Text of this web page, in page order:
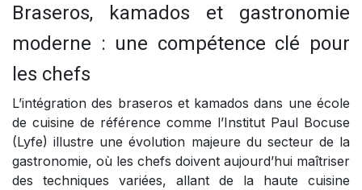
Braseros, kamados et gastronomie
moderne : une compétence clé pour
les chefs
L’intégration des braseros et kamados dans une école
de cuisine de référence comme l’Institut Paul Bocuse
(Lyfe) illustre une évolution majeure du secteur de la
gastronomie, où les chefs doivent aujourd’hui maîtriser
des techniques variées, allant de la haute cuisine